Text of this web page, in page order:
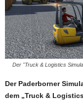
Der "Truck & Logistics
Der Paderborner
dem „Truck &